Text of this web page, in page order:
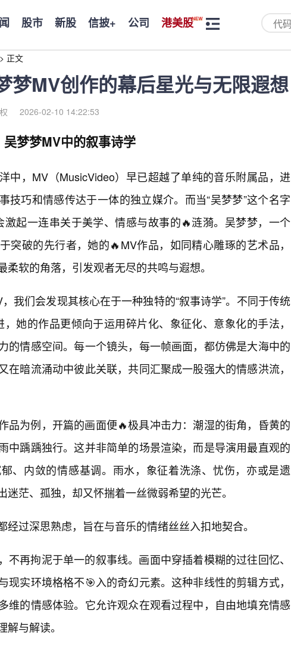
股市 新股 信披+ 公司 港美股
> 正文
梦MV创作的幕后星光与无限遐想
2026-02-10 14:22:53
梦梦MV中的叙事诗学
中，MV（MusicVideo）早已超越了单纯的音乐附属品，进
技巧和情感传达于一体的独立媒介。而当“吴梦梦”这个名字
激起一连串关于美学、情感与故事的🔥涟漪。吴梦梦，一个
突破的先行者，她的🔥MV作品，如同精心雕琢的艺术品，
软的角落，引发观者无尽的共鸣与遐想。
我们会发现其核心在于一种独特的“叙事诗学”。不同于传统
她的作品更倾向于运用碎片化、象征化、意象化的手法，
的情感空间。每一个镜头，每一帧画面，都仿佛是大海中的
在暗流涌动中彼此关联，共同汇聚成一股强大的情感洪流，
品为例，开篇的画面便🔥极具冲击力：潮湿的街角，昏黄的
中踽踽独行。这并非简单的场景渲染，而是导演用最直观的
、内敛的情感基调。雨水，象征着洗涤、忧伤，亦或是遗
迷茫、孤独，却又怀揣着一丝微弱希望的光芒。
经过深思熟虑，旨在与音乐的情绪丝丝入扣地契合。
不再拘泥于单一的叙事线。画面中穿插着模糊的过往回忆、
现实环境格格不🎯入的奇幻元素。这种非线性的剪辑方式，
维的情感体验。它允许观众在观看过程中，自由地填充情感
与解读。